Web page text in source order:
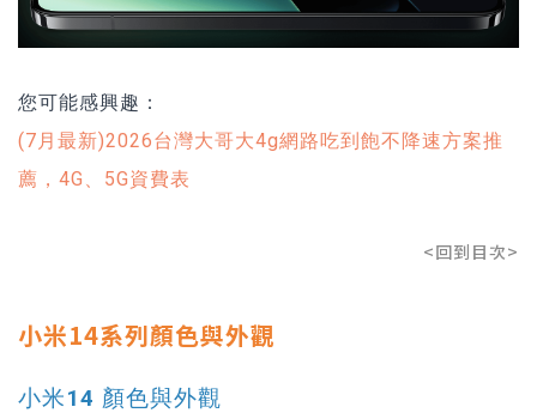
您可能感興趣：
(7月最新)2026台灣大哥大4g網路吃到飽不降速方案推
薦，4G、5G資費表
<回到目次>
小米14系列顏色與外觀
小米14 顏色與外觀